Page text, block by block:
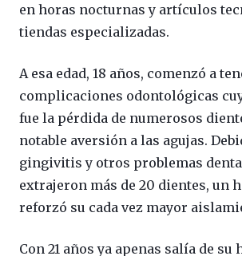
en horas nocturnas y artículos
tiendas especializadas.
A esa edad, 18 años, comenzó a
complicaciones odontológicas
fue la pérdida de numerosos
notable aversión a las agujas.
gingivitis y otros problemas
extrajeron más de 20 dientes, un
reforzó su cada vez mayor
Con 21 años ya apenas salía de su